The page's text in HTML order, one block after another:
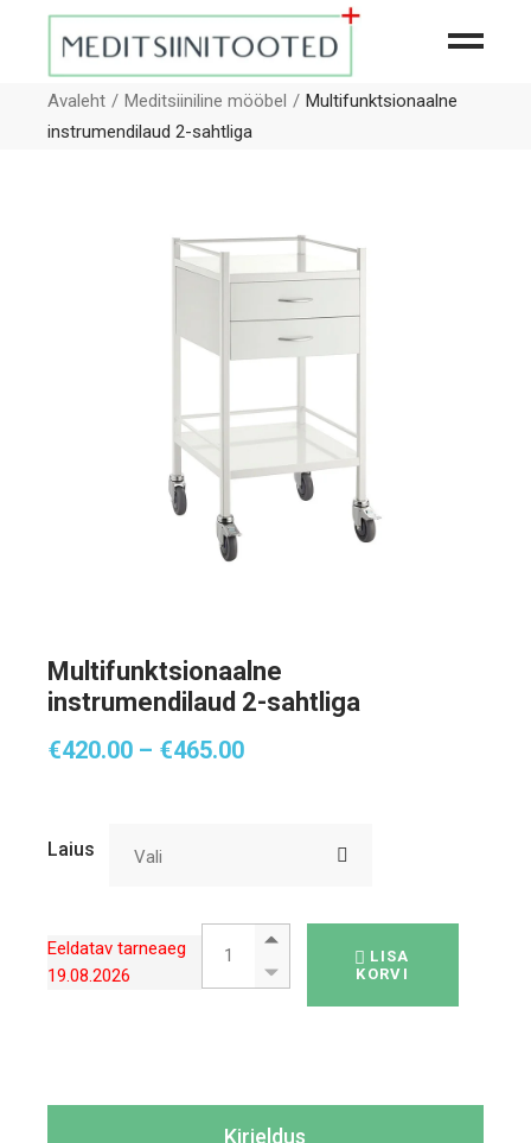
Avaleht Meditsiiniline mööbel
Multifunktsionaalne
instrumendilaud 2-sahtliga
Multifunktsionaalne
instrumendilaud 2-sahtliga
€420.00 – €465.00Hinnavahemik:
Laius Vali
Eeldatav tarneaeg
19.08.2026
Multifunktsionaalne instrumendilaud 2-
LISA
KORVI
Kirjeldus